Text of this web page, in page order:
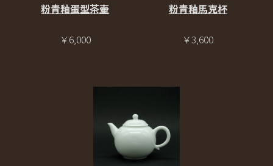
粉青釉蛋型茶壷
￥6,000
粉青釉馬克杯
￥3,600